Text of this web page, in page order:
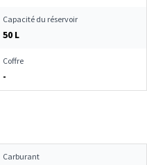
Capacité du réservoir
50 L
Coffre
-
Carburant